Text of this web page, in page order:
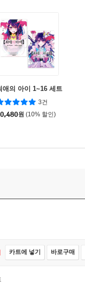
애의 아이 1~16 세트
3건
원 (10% 할인)
카트에 넣기 바로구매